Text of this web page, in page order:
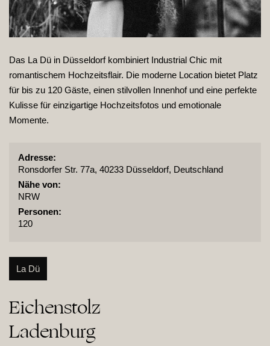
Das La Dü in Düsseldorf kombiniert Industrial Chic mit
romantischem Hochzeitsflair. Die moderne Location bietet Platz
für bis zu 120 Gäste, einen stilvollen Innenhof und eine perfekte
Kulisse für einzigartige Hochzeitsfotos und emotionale
Momente.
Adresse:
Ronsdorfer Str. 77a, 40233 Düsseldorf, Deutschland
Nähe von:
NRW
Personen:
120
La Dü
Eichenstolz
Ladenburg